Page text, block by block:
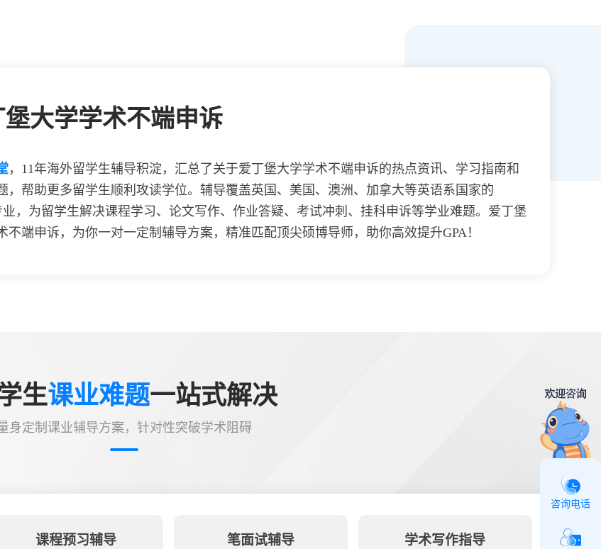
堡大学学术不端申诉
， 11年海外留学生辅导积淀，汇总了关于爱丁堡大学学术不端申诉的热点资讯、学习指南和
，帮助更多留学生顺利攻读学位。辅导覆盖英国、美国、澳洲、加拿大等英语系国家的
业，为留学生解决课程学习、论文写作、作业答疑、考试冲刺、挂科申诉等学业难题。爱丁堡
不端申诉，为你一对一定制辅导方案，精准匹配顶尖硕博导师，助你高效提升GPA！
生课业难题一站式解决
身定制课业辅导方案，针对性突破学术阻碍
课程预习辅导 笔面试辅导 学术写作指导
咨询电话